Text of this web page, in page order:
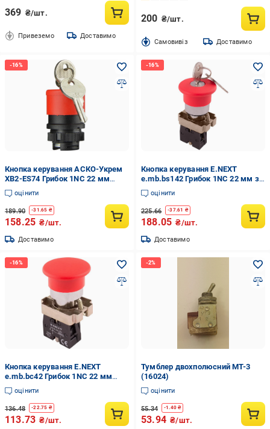
369 ₴/шт.
Привеземо Доставимо
200 ₴/шт.
Cамовивіз Доставимо
Кнопка керування АСКО-Укрем
XB2-ES74 Грибок 1NC 22 мм
повернення ключем Червоний
(A0140050024)
оцінити
189.90 -31.65 ₴
158.25 ₴/шт.
Доставимо
Кнопка керування E.NEXT
e.mb.bs142 Грибок 1NC 22 мм з
ключем Червоний (p0810124)
оцінити
225.66 -37.61 ₴
188.05 ₴/шт.
Доставимо
Кнопка керування E.NEXT
e.mb.bc42 Грибок 1NC 22 мм
Червоний (p0810119)
оцінити
136.48 -22.75 ₴
113.73 ₴/шт.
Тумблер двохполюсний МТ-3
(16024)
оцінити
55.34 -1.40₴
53.94 ₴/шт.